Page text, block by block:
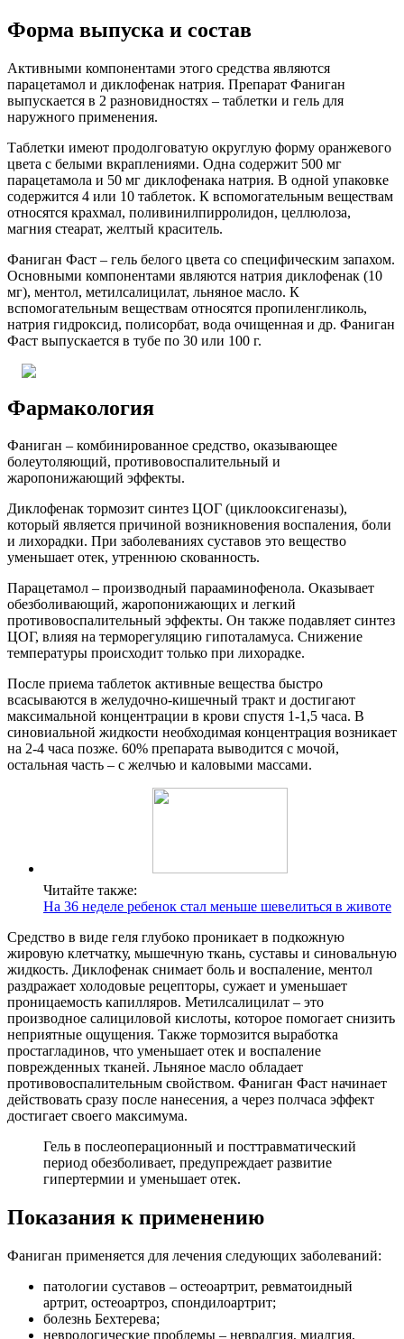
Форма выпуска и состав
Активными компонентами этого средства являются
парацетамол и диклофенак натрия. Препарат Фаниган
выпускается в 2 разновидностях – таблетки и гель для
наружного применения.
Таблетки имеют продолговатую округлую форму оранжевого
цвета с белыми вкраплениями. Одна содержит 500 мг
парацетамола и 50 мг диклофенака натрия. В одной упаковке
содержится 4 или 10 таблеток. К вспомогательным веществам
относятся крахмал, поливинилпирролидон, целлюлоза,
магния стеарат, желтый краситель.
Фаниган Фаст – гель белого цвета со специфическим запахом.
Основными компонентами являются натрия диклофенак (10
мг), ментол, метилсалицилат, льняное масло. К
вспомогательным веществам относятся пропиленгликоль,
натрия гидроксид, полисорбат, вода очищенная и др. Фаниган
Фаст выпускается в тубе по 30 или 100 г.
Фармакология
Фаниган – комбинированное средство, оказывающее
болеутоляющий, противовоспалительный и
жаропонижающий эффекты.
Диклофенак тормозит синтез ЦОГ (циклооксигеназы),
который является причиной возникновения воспаления, боли
и лихорадки. При заболеваниях суставов это вещество
уменьшает отек, утреннюю скованность.
Парацетамол – производный парааминофенола. Оказывает
обезболивающий, жаропонижающих и легкий
противовоспалительный эффекты. Он также подавляет синтез
ЦОГ, влияя на терморегуляцию гипоталамуса. Снижение
температуры происходит только при лихорадке.
После приема таблеток активные вещества быстро
всасываются в желудочно-кишечный тракт и достигают
максимальной концентрации в крови спустя 1-1,5 часа. В
синовиальной жидкости необходимая концентрация возникает
на 2-4 часа позже. 60% препарата выводится с мочой,
остальная часть – с желчью и каловыми массами.
Читайте также:
На 36 неделе ребенок стал меньше шевелиться в животе
Средство в виде геля глубоко проникает в подкожную
жировую клетчатку, мышечную ткань, суставы и синовальную
жидкость. Диклофенак снимает боль и воспаление, ментол
раздражает холодовые рецепторы, сужает и уменьшает
проницаемость капилляров. Метилсалицилат – это
производное салициловой кислоты, которое помогает снизить
неприятные ощущения. Также тормозится выработка
простагладинов, что уменьшает отек и воспаление
поврежденных тканей. Льняное масло обладает
противовоспалительным свойством. Фаниган Фаст начинает
действовать сразу после нанесения, а через полчаса эффект
достигает своего максимума.
Гель в послеоперационный и посттравматический
период обезболивает, предупреждает развитие
гипертермии и уменьшает отек.
Показания к применению
Фаниган применяется для лечения следующих заболеваний:
патологии суставов – остеоартрит, ревматоидный
артрит, остеоартроз, спондилоартрит;
болезнь Бехтерева;
неврологические проблемы – невралгия, миалгия,